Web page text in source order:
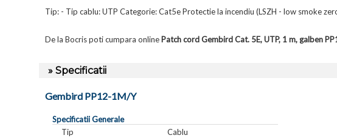
Tip: - Tip cablu: UTP Categorie: Cat5e Protectie la incendiu (LSZH - low smoke
De la Bocris poti cumpara online Patch cord Gembird Cat. 5E, UTP, 1 m, galben
» Specificatii
Gembird PP12-1M/Y
Specificatii Generale
Tip
Cablu